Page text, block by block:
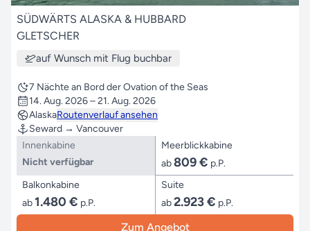
SÜDWÄRTS ALASKA & HUBBARD
GLETSCHER
auf Wunsch mit Flug buchbar
7 Nächte an Bord der Ovation of the Seas
14. Aug. 2026 – 21. Aug. 2026
AlaskaRoutenverlauf ansehen
Seward → Vancouver
Innenkabine
Nicht verfügbar
Meerblickkabine
ab809 € p.P.
Balkonkabine
ab1.480 € p.P.
Suite
ab2.923 € p.P.
Zum Angebot